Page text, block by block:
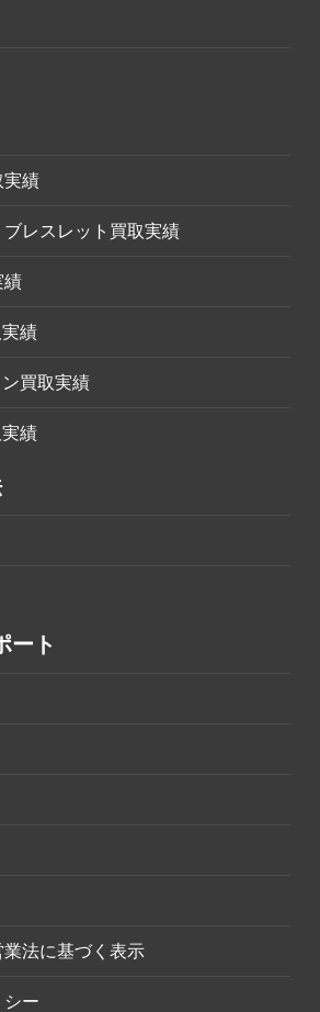
実績
レスレット買取実績
績
績
買取実績
績
ート
法に基づく表示
シー